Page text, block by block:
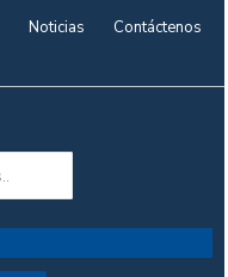
Noticias
Contáctenos